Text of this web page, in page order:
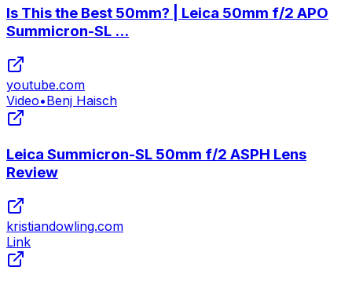
Is This the Best 50mm? | Leica 50mm f/2 APO
Summicron-SL ...
youtube.com
Video•Benj Haisch
Leica Summicron-SL 50mm f/2 ASPH Lens
Review
kristiandowling.com
Link